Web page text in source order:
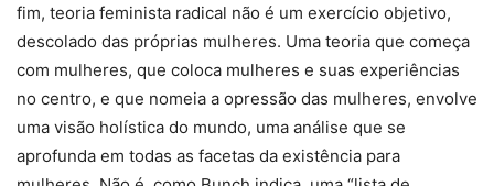
fim, teoria feminista radical não é um exercício objetivo,
descolado das próprias mulheres. Uma teoria que começa
com mulheres, que coloca mulheres e suas experiências
no centro, e que nomeia a opressão das mulheres, envolve
uma visão holística do mundo, uma análise que se
aprofunda em todas as facetas da existência para